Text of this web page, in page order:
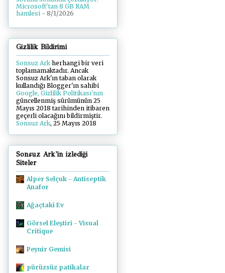
Microsoft'tan 8 GB RAM
hamlesi - 8/1/2026
Gizlilik Bildirimi
Sonsuz Arkherhangi bir veri
toplamamaktadır. Ancak
Sonsuz Ark'ın taban olarak
kullandığı Blogger'ın sahibi
Google, Gizlilik Politikası'nın
güncellenmiş sürümünün 25
Mayıs 2018 tarihinden itibaren
geçerli olacağını bildirmiştir.
Sonsuz Ark, 25 Mayıs 2018
Sonsuz Ark'in izlediği
Siteler
Alper Selçuk - Antiseptik
Anafor
Ağaçtaki Ev
Görsel Eleştiri - Visual
Critique
Peynir Gemisi
pürüzsüz patikalar